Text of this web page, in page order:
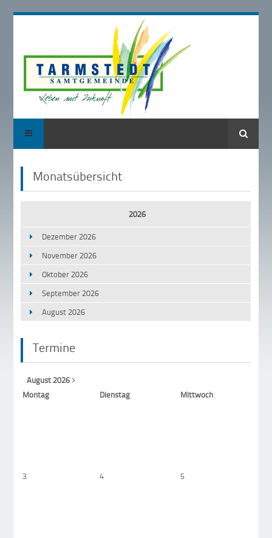
Suche
Monatsübersicht
2026
Dezember 2026
November 2026
Oktober 2026
September 2026
August 2026
Termine
August 2026
Montag Dienstag Mittwoch
3 4 5